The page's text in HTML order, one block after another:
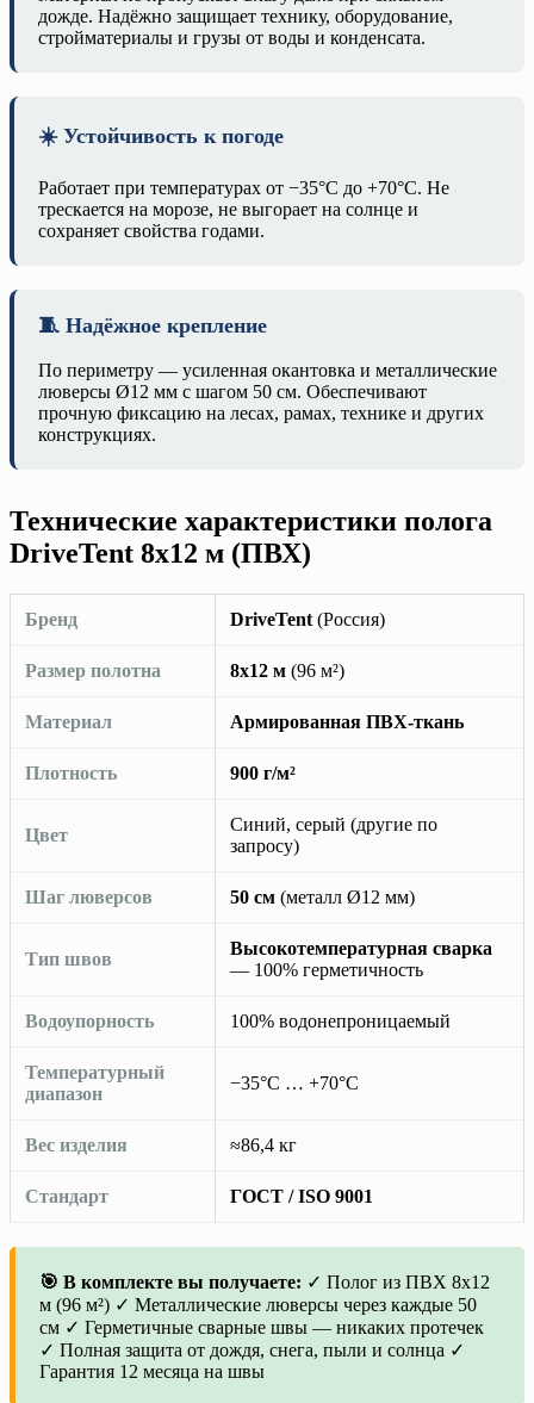
дожде. Надёжно защищает технику, оборудование,
стройматериалы и грузы от воды и конденсата.
☀️ Устойчивость к погоде
Работает при температурах от −35°C до +70°C. Не
трескается на морозе, не выгорает на солнце и
сохраняет свойства годами.
🧵 Надёжное крепление
По периметру — усиленная окантовка и металлические
люверсы Ø12 мм с шагом 50 см. Обеспечивают
прочную фиксацию на лесах, рамах, технике и других
конструкциях.
Технические характеристики полога
DriveTent 8х12 м (ПВХ)
Бренд DriveTent (Россия)
Размер полотна 8х12 м (96 м²)
Материал Армированная ПВХ-ткань
Плотность 900 г/м²
Цвет
Синий, серый (другие по
запросу)
Шаг люверсов 50 см (металл Ø12 мм)
Тип швов
Высокотемпературная сварка
— 100% герметичность
Водоупорность 100% водонепроницаемый
Температурный
диапазон
−35°C … +70°C
Вес изделия ≈86,4 кг
Стандарт ГОСТ / ISO 9001
🎯 В комплекте вы получаете: ✓ Полог из ПВХ 8х12
м (96 м²) ✓ Металлические люверсы через каждые 50
см ✓ Герметичные сварные швы — никаких протечек
✓ Полная защита от дождя, снега, пыли и солнца ✓
Гарантия 12 месяца на швы